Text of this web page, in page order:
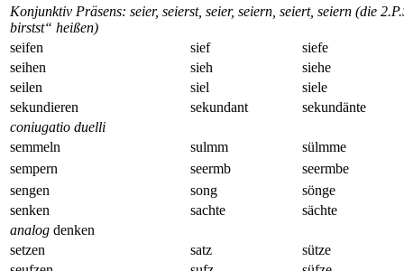
Konjunktiv Präsens: seier, seierst, seier, seiern, seiert, seiern (die
birstst“ heißen)
seifen
sief
siefe
seihen
sieh
siehe
seilen
siel
siele
sekundieren
sekundant
sekundänte
coniugatio duelli
semmeln
sulmm
sülmme
sempern
seermb
seermbe
sengen
song
sönge
senken
sachte
sächte
analog denken
setzen
satz
sütze